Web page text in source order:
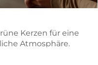
Kerzen für eine
Atmosphäre.